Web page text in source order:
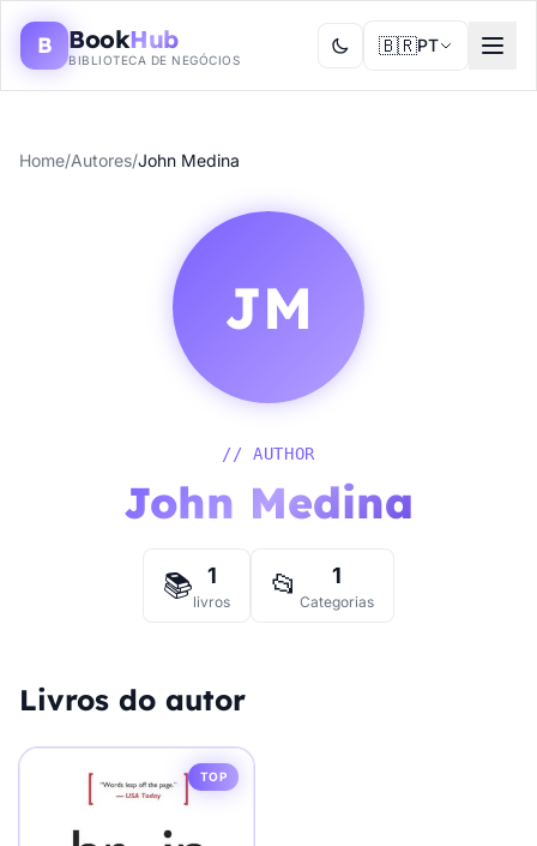
B BookHub
BIBLIOTECA DE NEGÓCIOS
🇧🇷PT
Home/Autores/John Medina
JM
// AUTHOR
John Medina
📚 1
livros 📂 1
Categorias
Livros do autor
TOP